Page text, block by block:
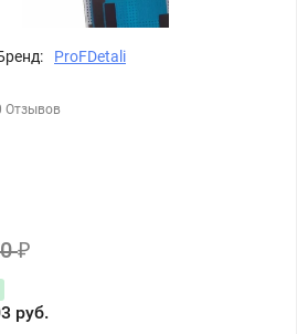
ProFDetali
Отзывов
₽
руб.